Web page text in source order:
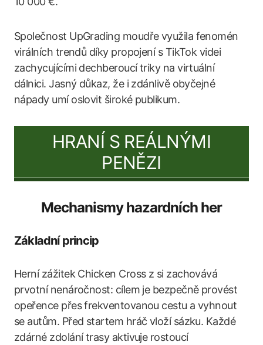
Společnost UpGrading moudře využila fenomén
virálních trendů díky propojení s TikTok videi
zachycujícími dechberoucí triky na virtuální
dálnici. Jasný důkaz, že i zdánlivě obyčejné
nápady umí oslovit široké publikum.
HRANÍ S REÁLNÝMI
PENĚZI
Mechanismy hazardních her
Základní princip
Herní zážitek Chicken Cross z si zachovává
prvotní nenáročnost: cílem je bezpečně provést
opeřence přes frekventovanou cestu a vyhnout
se autům. Před startem hráč vloží sázku. Každé
zdárné zdolání trasy aktivuje rostoucí